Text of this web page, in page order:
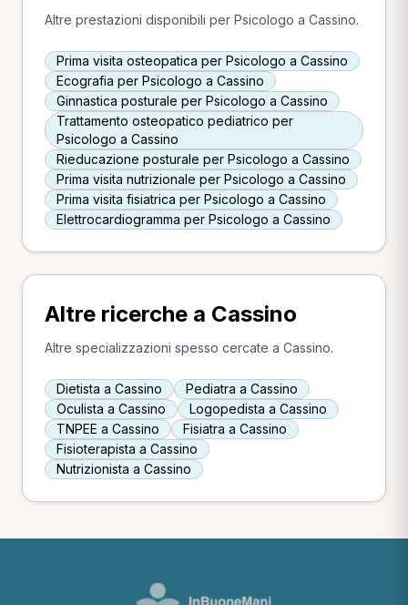
Altre prestazioni disponibili per Psicologo a Cassino.
Prima visita osteopatica per Psicologo a Cassino
Ecografia per Psicologo a Cassino
Ginnastica posturale per Psicologo a Cassino
Trattamento osteopatico pediatrico per
Psicologo a Cassino
Rieducazione posturale per Psicologo a Cassino
Prima visita nutrizionale per Psicologo a Cassino
Prima visita fisiatrica per Psicologo a Cassino
Elettrocardiogramma per Psicologo a Cassino
Altre ricerche a Cassino
Altre specializzazioni spesso cercate a Cassino.
Dietista a Cassino
Pediatra a Cassino
Oculista a Cassino
Logopedista a Cassino
TNPEE a Cassino
Fisiatra a Cassino
Fisioterapista a Cassino
Nutrizionista a Cassino